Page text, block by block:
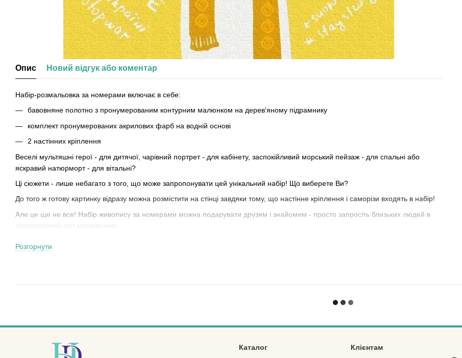
Опис Новий відгук або коментар
Набір-розмальовка за номерами включає в себе:
бавовняне полотно з пронумерованим контурним малюнком на дерев'яному підрамнику
комплект пронумерованих акрилових фарб на водній основі
2 настінних кріплення
Веселі мультяшні герої - для дитячої, чарівний портрет - для кабінету, заспокійливий морський пейзаж - для спальні або
яскравий натюрморт - для вітальні?
Ці сюжети - лише небагато з того, що може запропонувати цей унікальний набір! Що виберете Ви?
До того ж готову картинку відразу можна розмістити на стінці завдяки тому, що настінне кріплення і саморізи входять в набір!
Але це ще не все! Набір живопису за номерами можна подарувати друзям і знайомим - просто запросіть близьких людей в
захоплюючий світ малювання.
розфарбувати як маленьку ділянку, так і поле побільше.
Розгорнути
Каталог Клієнтам